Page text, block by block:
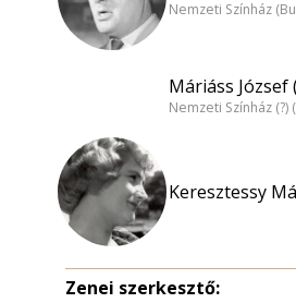
Nemzeti Színház
Máriáss József
Nemzeti Színház (?)
Keresztessy
Zenei szerkesztő: